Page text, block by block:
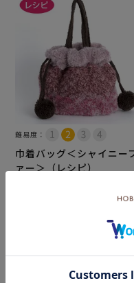
難易度：
巾着バッグ＜シャイニー
ァー＞（レシピ）